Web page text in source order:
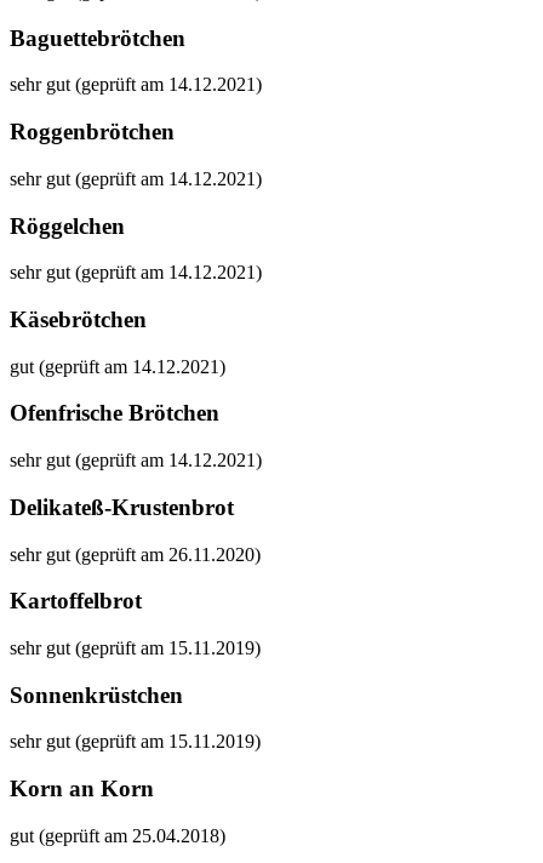
Baguettebrötchen
sehr gut (geprüft am 14.12.2021)
Roggenbrötchen
sehr gut (geprüft am 14.12.2021)
Röggelchen
sehr gut (geprüft am 14.12.2021)
Käsebrötchen
gut (geprüft am 14.12.2021)
Ofenfrische Brötchen
sehr gut (geprüft am 14.12.2021)
Delikateß-Krustenbrot
sehr gut (geprüft am 26.11.2020)
Kartoffelbrot
sehr gut (geprüft am 15.11.2019)
Sonnenkrüstchen
sehr gut (geprüft am 15.11.2019)
Korn an Korn
gut (geprüft am 25.04.2018)